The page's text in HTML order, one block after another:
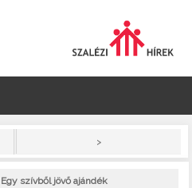
>
szívből jövő ajándék